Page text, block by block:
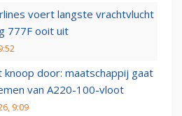
voert langste vrachtvlucht
777F ooit uit
knoop door: maatschappij gaat
van A220-100-vloot
9:09